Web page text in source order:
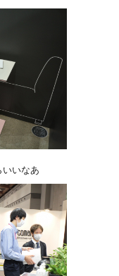
いいなあ